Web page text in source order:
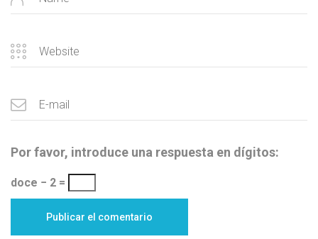
Por favor, introduce una respuesta en dígitos:
doce − 2 =